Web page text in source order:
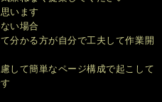
います
い場合
分かる方が自分で工夫して作業開
して簡単なページ構成で起こして